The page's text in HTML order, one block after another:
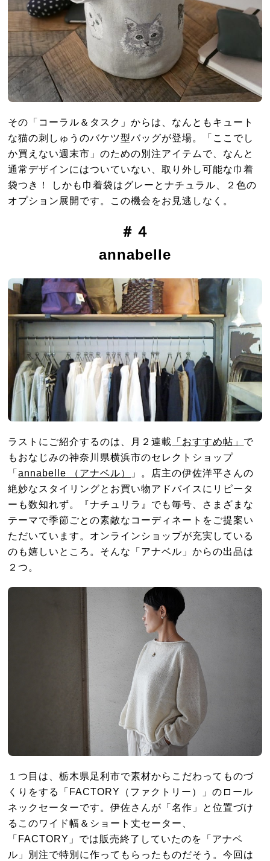
その「コーラル＆タスク」からは、なんともキュート
な猫の刺しゅうのバケツ型バッグが登場。「ここでし
か買えない週末市」のための別注アイテムで、なんと
通常デザインにはついていない、取り外し可能な巾着
袋つき！ しかも巾着袋はグレーとナチュラル、２色の
オプション展開です。この機会をお見逃しなく。
＃４
annabelle
ラストにご紹介するのは、月２連載 「おすすめ帖」 で
もおなじみの神奈川県横浜市のセレクトショップ
「annabelle （アナベル）
」。店主の伊佐洋平さんの
絶妙なスタイリングとお買い物アドバイスにリピータ
ーも数知れず。『ナチュリラ』でも毎号、さまざまな
テーマで季節ごとの素敵なコーディネートをご提案い
ただいています。オンラインショップが充実している
のも嬉しいところ。そんな「アナベル」からの出品は
２つ。
１つ目は、栃木県足利市で素材からこだわってものづ
くりをする「FACTORY（ファクトリー）」のロール
ネックセーターです。伊佐さんが「名作」と位置づけ
るこのワイド幅＆ショート丈セーター、
「FACTORY」では販売終了していたのを「アナベ
ル」別注で特別に作ってもらったものだそう。今回は